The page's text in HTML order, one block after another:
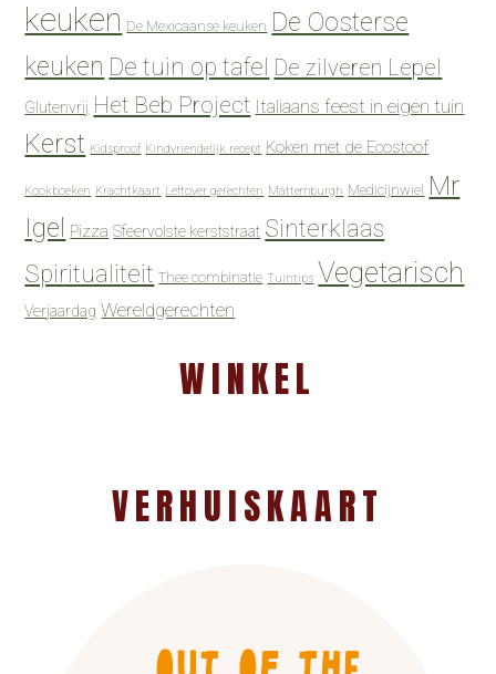
keuken De Mexicaanse keuken De Oosterse
keuken De tuin op tafel De zilveren Lepel
Glutenvrij Het Beb Project Italiaans feest in eigen tuin
Kerst Kidsproof Kindvriendelijk recept Koken met de Ecostoof
Kookboeken Krachtkaart Leftover gerechten Mattemburgh Medicijnwiel Mr
Igel
Pizza Sfeervolste kerststraat Sinterklaas
Spiritualiteit Thee combinatie Tuintips Vegetarisch
Verjaardag Wereldgerechten
WINKEL
VERHUISKAART